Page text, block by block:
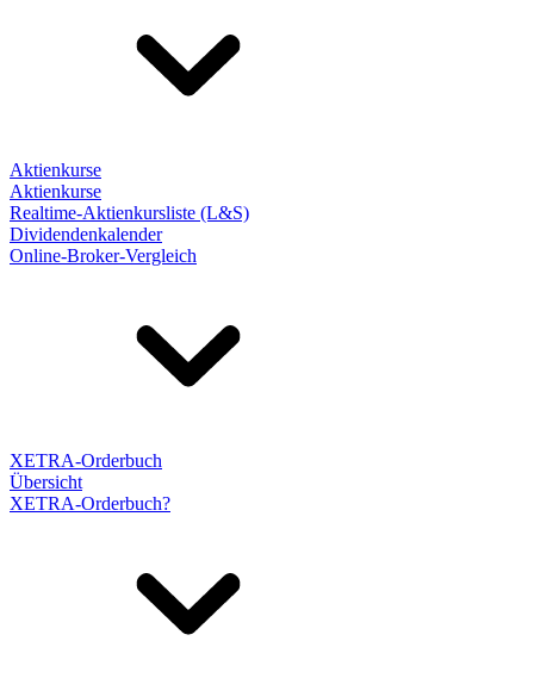
Aktienkurse
Aktienkurse
Realtime-Aktienkursliste (L&S)
Dividendenkalender
Online-Broker-Vergleich
XETRA-Orderbuch
Übersicht
XETRA-Orderbuch?